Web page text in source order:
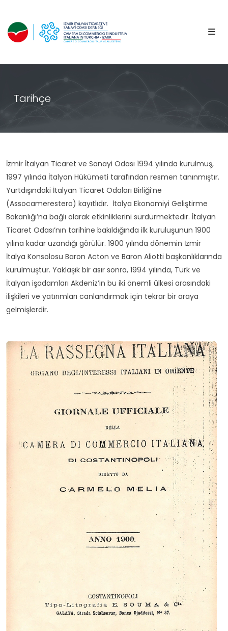
Tarihçe
İzmir İtalyan Ticaret ve Sanayi Odası 1994 yılında kurulmuş,
1997 yılında İtalyan Hükümeti tarafından resmen tanınmıştır.
Yurtdışındaki İtalyan Ticaret Odaları Birliği’ne
(Assocamerestero) kayıtlıdır. İtalya Ekonomiyi Geliştirme
Bakanlığı’na bağlı olarak etkinliklerini sürdürmektedir. İtalyan
Ticaret Odası’nın tarihine bakıldığında ilk kuruluşunun 1900
yılına kadar uzandığı görülür. 1900 yılında dönemin İzmir
İtalya Konsolosu Baron Acton ve Baron Aliotti başkanlıklarında
kurulmuştur. Yaklaşık bir asır sonra, 1994 yılında, Türk ve
İtalyan işadamları Akdeniz’in bu iki önemli ülkesi arasındaki
ilişkileri ve yatırımları canlandırmak için tekrar bir araya
gelmişlerdir.